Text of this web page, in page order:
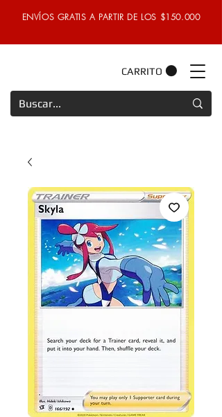
ENVÍOS GRATIS A PARTIR DE LOS $150.000
CARRITO